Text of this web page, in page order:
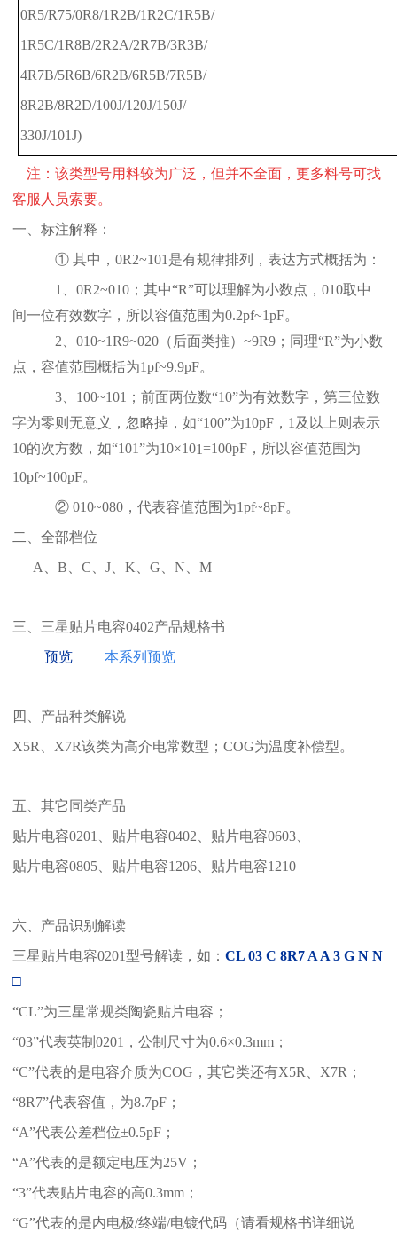
0R5/R75/0R8/1R2B/1R2C/1R5B/
1R5C/1R8B/2R2A/2R7B/3R3B/
4R7B/5R6B/6R2B/6R5B/7R5B/
8R2B/8R2D/100J/120J/150J/
330J/101J)
注：该类型号用料较为广泛，但并不全面，更多料号可找
客服人员索要。
一、标注解释：
① 其中，0R2~101是有规律排列，表达方式概括为：
1、0R2~010；其中“R”可以理解为小数点，010取中
间一位有效数字，所以容值范围为0.2pf~1pF。
2、010~1R9~020（后面类推）~9R9；同理“R”为小数
点，容值范围概括为1pf~9.9pF。
3、100~101；前面两位数“10”为有效数字，第三位数
字为零则无意义，忽略掉，如“100”为10pF，1及以上则表示
10的次方数，如“101”为10×101=100pF，所以容值范围为
10pf~100pF。
②010~080，代表容值范围为1pf~8pF。
二、全部档位
A、B、C、J、K、G、N、M
三、三星贴片电容0402产品规格书
预览
本系列预览
四、产品种类解说
X5R、X7R该类为高介电常数型；COG为温度补偿型。
五、其它同类产品
贴片电容0201、贴片电容0402、贴片电容0603、
贴片电容0805、贴片电容1206、贴片电容1210
六、产品识别解读
三星贴片电容0201型号解读，如：CL 03 C 8R7 A A 3 G N N
□
“CL”为三星常规类陶瓷贴片电容；
“03”代表英制0201，公制尺寸为0.6×0.3mm；
“C”代表的是电容介质为COG，其它类还有X5R、X7R；
“8R7”代表容值，为8.7pF；
“A”代表公差档位±0.5pF；
“A”代表的是额定电压为25V；
“3”代表贴片电容的高0.3mm；
“G”代表的是内电极/终端/电镀代码（请看规格书详细说